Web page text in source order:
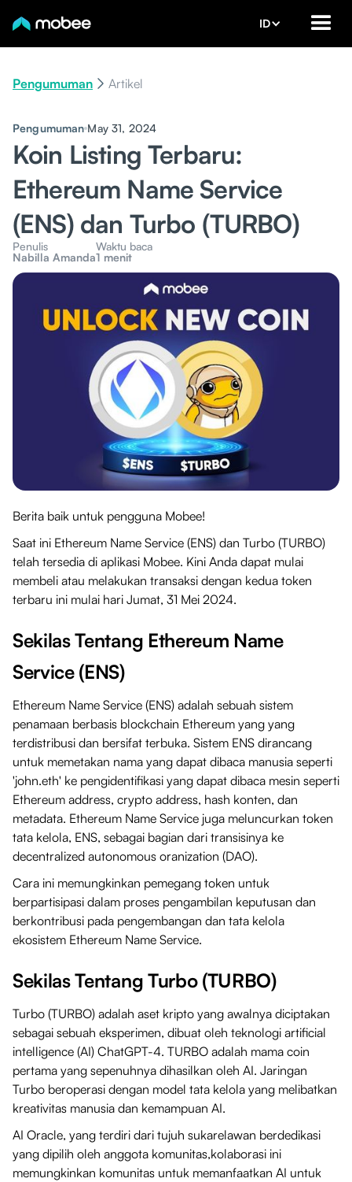
ID
Pengumuman Artikel
Pengumuman May 31, 2024
Koin Listing Terbaru:
Ethereum Name Service
(ENS) dan Turbo (TURBO)
Penulis
Nabilla Amanda
Waktu baca
1 menit
Berita baik untuk pengguna Mobee!
Saat ini Ethereum Name Service (ENS) dan Turbo (TURBO)
telah tersedia di aplikasi Mobee. Kini Anda dapat mulai
membeli atau melakukan transaksi dengan kedua token
terbaru ini mulai hari Jumat, 31 Mei 2024.
Sekilas Tentang Ethereum Name
Service (ENS)
Ethereum Name Service (ENS) adalah sebuah sistem
penamaan berbasis blockchain Ethereum yang yang
terdistribusi dan bersifat terbuka. Sistem ENS dirancang
untuk memetakan nama yang dapat dibaca manusia seperti
'john.eth' ke pengidentifikasi yang dapat dibaca mesin seperti
Ethereum address, crypto address, hash konten, dan
metadata. Ethereum Name Service juga meluncurkan token
tata kelola, ENS, sebagai bagian dari transisinya ke
decentralized autonomous oranization (DAO).
Cara ini memungkinkan pemegang token untuk
berpartisipasi dalam proses pengambilan keputusan dan
berkontribusi pada pengembangan dan tata kelola
ekosistem Ethereum Name Service.
Sekilas Tentang Turbo (TURBO)
Turbo (TURBO) adalah aset kripto yang awalnya diciptakan
sebagai sebuah eksperimen, dibuat oleh teknologi artificial
intelligence (AI) ChatGPT-4. TURBO adalah mama coin
pertama yang sepenuhnya dihasilkan oleh AI. Jaringan
Turbo beroperasi dengan model tata kelola yang melibatkan
kreativitas manusia dan kemampuan AI.
AI Oracle, yang terdiri dari tujuh sukarelawan berdedikasi
yang dipilih oleh anggota komunitas,kolaborasi ini
memungkinkan komunitas untuk memanfaatkan AI untuk